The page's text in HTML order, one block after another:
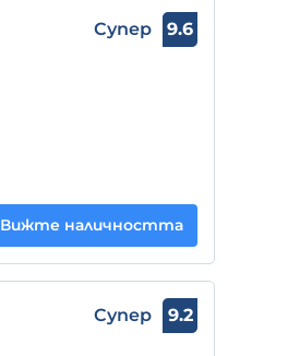
Супер 9.6
Вижте наличността
Супер 9.2